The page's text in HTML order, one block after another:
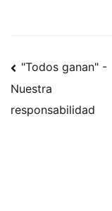
"Todos ganan" -
Nuestra
responsabilidad